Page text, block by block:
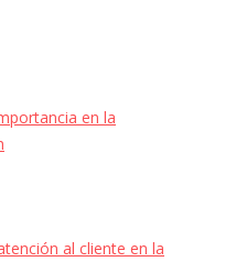
en la
al cliente en la